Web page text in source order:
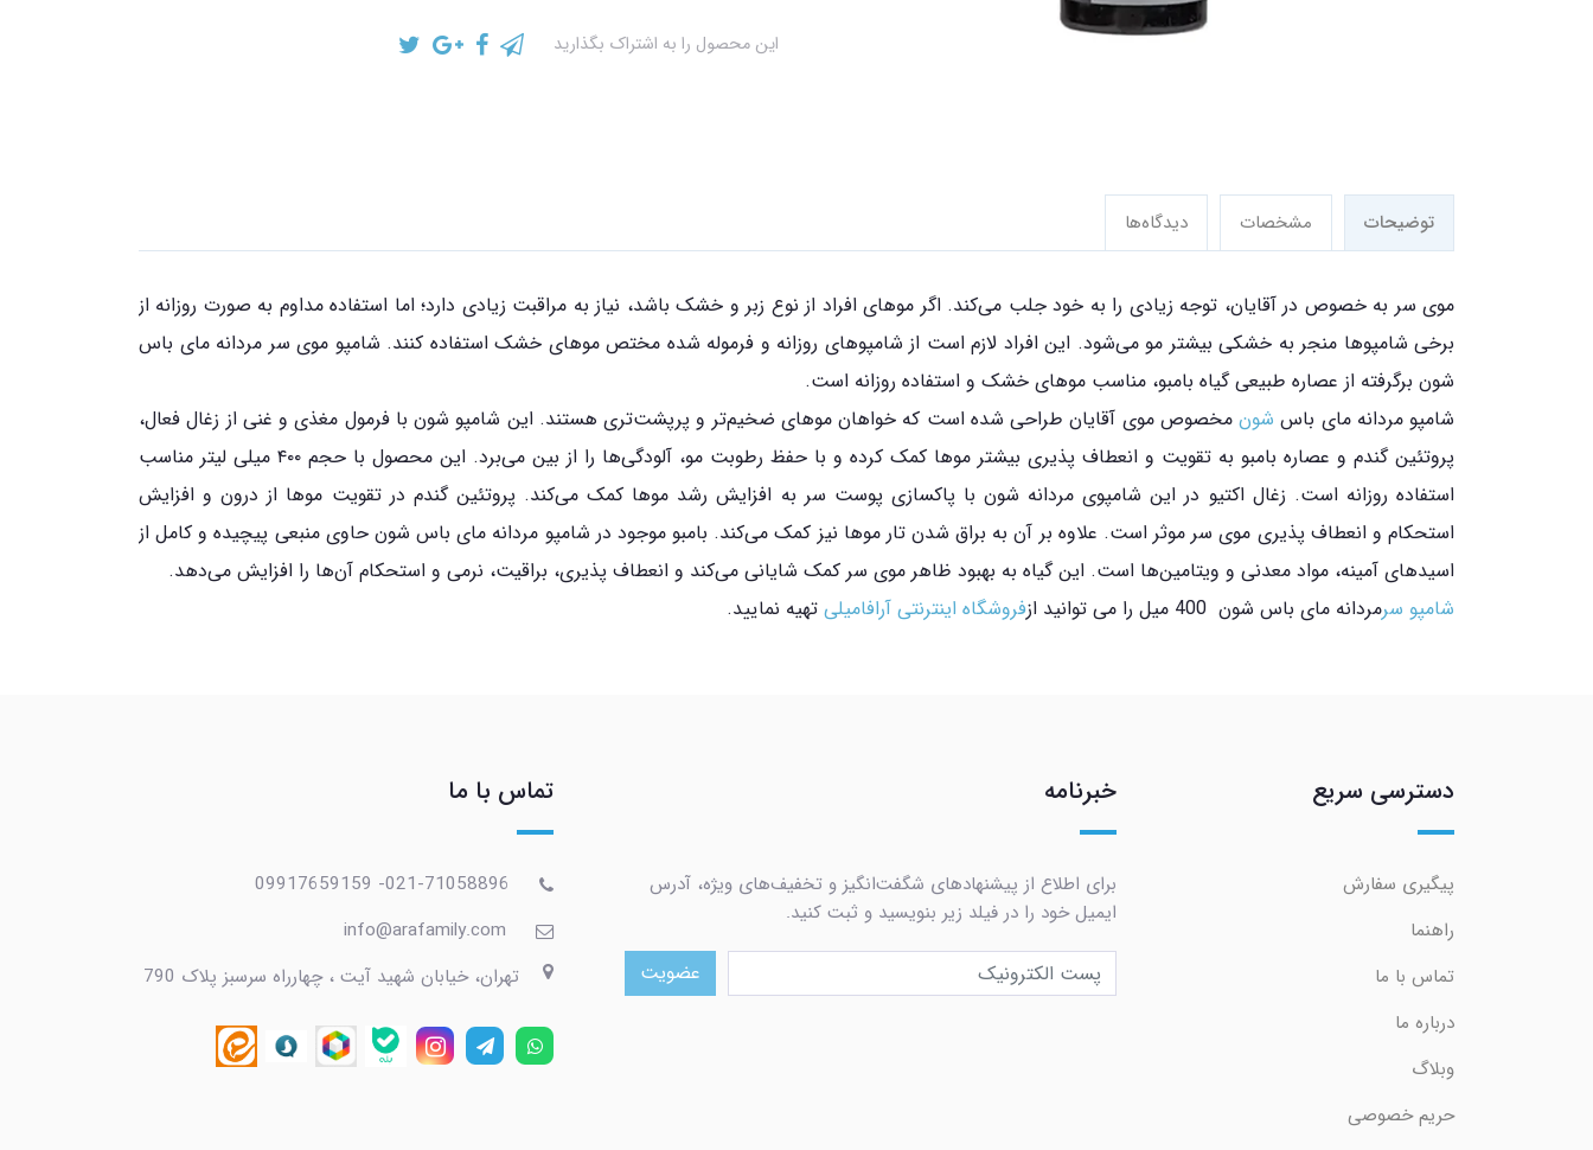
این محصول را به اشتراک بگذارید
توضیحات مشخصات دیدگاه‌ها
موی سر به خصوص در آقایان، توجه زیادی را به خود جلب می‌کند. اگر موهای افراد از نوع زبر و خشک باشد، نیاز به مراقبت زیادی دارد؛ اما استفاده مداوم به صورت روزانه از
برخی شامپوها منجر به خشکی بیشتر مو می‌شود. این افراد لازم است از شامپوهای روزانه و فرموله شده مختص موهای خشک استفاده کنند. شامپو موی سر مردانه مای باس
شون برگرفته از عصاره طبیعی گیاه بامبو، مناسب موهای خشک و استفاده روزانه است.
شامپو مردانه مای باس شون مخصوص موی آقایان طراحی شده است که خواهان موهای ضخیم‌تر و پرپشت‌تری هستند. این شامپو شون با فرمول مغذی و غنی از زغال فعال،
پروتئین گندم و عصاره بامبو به تقویت و انعطاف پذیری بیشتر موها کمک کرده و با حفظ رطوبت مو، آلودگی‌ها را از بین می‌برد. این محصول با حجم ۴۰۰ میلی لیتر مناسب
استفاده روزانه است. زغال اکتیو در این شامپوی مردانه شون با پاکسازی پوست سر به افزایش رشد موها کمک می‌کند. پروتئین گندم در تقویت موها از درون و افزایش
استحکام و انعطاف پذیری موی سر موثر است. علاوه بر آن به براق شدن تار موها نیز کمک می‌کند. بامبو موجود در شامپو مردانه مای باس شون حاوی منبعی پیچیده و کامل از
اسیدهای آمینه، مواد معدنی و ویتامین‌ها است. این گیاه به بهبود ظاهر موی سر کمک شایانی می‌کند و انعطاف پذیری، براقیت، نرمی و استحکام آن‌ها را افزایش می‌دهد.
شامپو سرمردانه مای باس شون 400 میل را می توانید از فروشگاه اینترنتی آرافامیلی تهیه نمایید.
دسترسی سریع
پیگیری سفارش
راهنما
تماس با ما
درباره ما
وبلاگ
حریم خصوصی
خبرنامه
برای اطلاع از پیشنهادهای شگفت‌انگیز و تخفیف‌های ویژه، آدرس
ایمیل خود را در فیلد زیر بنویسید و ثبت کنید.
عضویت
تماس با ما
تهران، خیابان شهید آیت ، چهارراه سرسبز پلاک 790